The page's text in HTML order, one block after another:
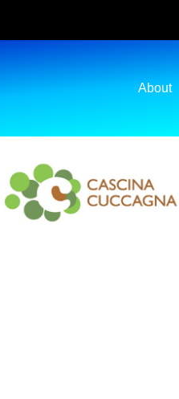
About